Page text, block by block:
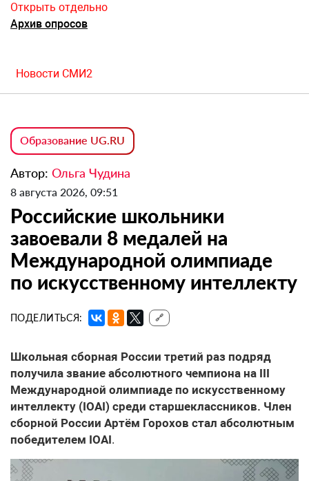
Открыть отдельно
Архив опросов
Новости СМИ2
Образование UG.RU
Автор: Ольга Чудина
8 августа 2026, 09:51
Российские школьники
завоевали 8 медалей на
Международной олимпиаде
по искусственному интеллекту
ПОДЕЛИТЬСЯ: 🔗
Школьная сборная России третий раз подряд
получила звание абсолютного чемпиона на III
Международной олимпиаде по искусственному
интеллекту (IOAI) среди старшеклассников. Член
сборной России Артём Горохов стал абсолютным
победителем IOAI.